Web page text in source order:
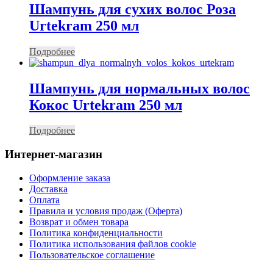
Шампунь для сухих волос Роза
Urtekram 250 мл
Подробнее
Шампунь для нормальных волос
Кокос Urtekram 250 мл
Подробнее
Интернет-магазин
Оформление заказа
Доставка
Оплата
Правила и условия продаж (Оферта)
Возврат и обмен товара
Политика конфиденциальности
Политика использования файлов cookie
Пользовательское соглашение